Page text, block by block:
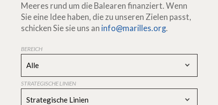
Meeres rund um die Balearen finanziert. Wenn
Sie eine Idee haben, die zu unseren Zielen passt,
schicken Sie sie uns an info@marilles.org.
BEREICH
Alle
STRATEGISCHE LINIEN
Strategische Linien